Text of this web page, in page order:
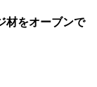
をオーブンで